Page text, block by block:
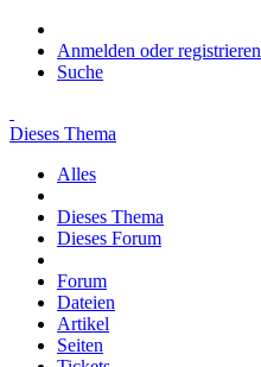
Anmelden oder registrieren
Suche
Dieses Thema
Alles
Dieses Thema
Dieses Forum
Forum
Dateien
Artikel
Seiten